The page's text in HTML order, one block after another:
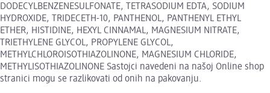
DODECYLBENZENESULFONATE, TETRASODIUM EDTA, SODIUM
HYDROXIDE, TRIDECETH-10, PANTHENOL, PANTHENYL ETHYL
ETHER, HISTIDINE, HEXYL CINNAMAL, MAGNESIUM NITRATE,
TRIETHYLENE GLYCOL, PROPYLENE GLYCOL,
METHYLCHLOROISOTHIAZOLINONE, MAGNESIUM CHLORIDE,
METHYLISOTHIAZOLINONE Sastojci navedeni na našoj Online shop
stranici mogu se razlikovati od onih na pakovanju.